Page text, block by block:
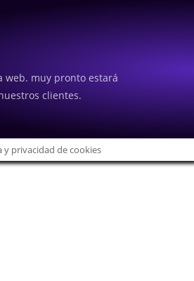
web. muy pronto estará
clientes.
y privacidad de cookies